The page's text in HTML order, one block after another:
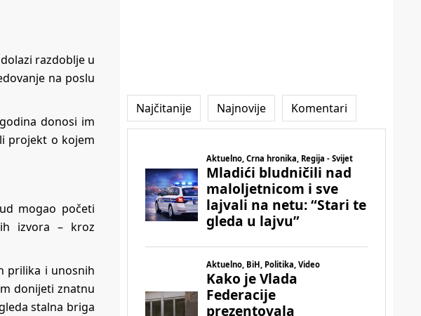
razdoblje u
na poslu
donosi im
projekt o kojem
mogao početi
izvora – kroz
prilika i unosnih
donijeti znatnu
stalna briga
Najčitanije Najnovije Komentari